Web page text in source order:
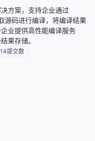
方案，支持企业通过
源码进行编译，将编译结果
业提供高性能编译服务
果存储。
14提交数